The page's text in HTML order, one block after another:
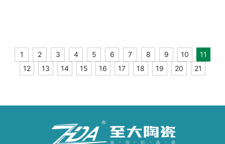
至大陶瓷年度回顾 | 踏上新征程，再攀新高峰
1 2 3 4 5 6 7 8 9 10
11
12
13 14 15 16 17 18 19 20 21